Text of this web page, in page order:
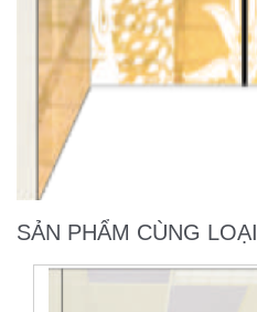
SẢN PHẨM CÙNG LOẠI